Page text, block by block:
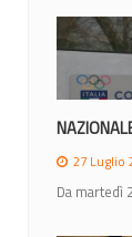
27 Luglio
Da martedì